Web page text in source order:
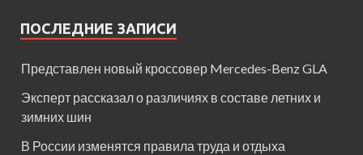
ПОСЛЕДНИЕ ЗАПИСИ
Представлен новый кроссовер Mercedes-Benz GLA
Эксперт рассказал о различиях в составе летних и
зимних шин
В России изменятся правила труда и отдыха